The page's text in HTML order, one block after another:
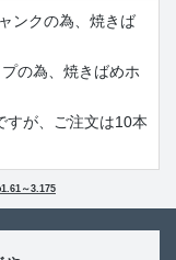
ンクの為、焼きば
の為、焼きばめホ
が、ご注文は10本
～3.175